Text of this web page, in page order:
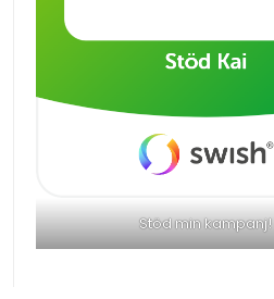
Stöd min kampanj!